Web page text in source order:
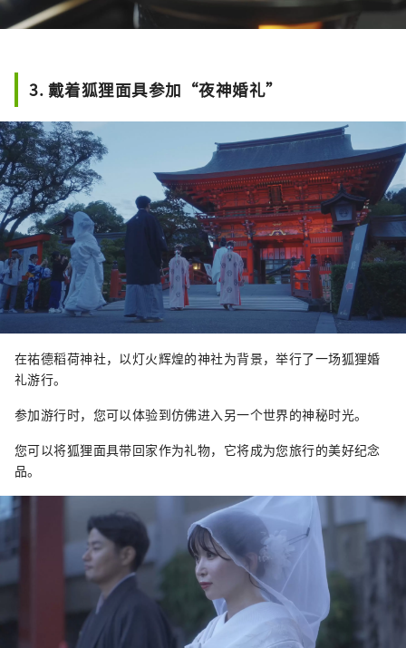
3. 戴着狐狸面具参加“夜神婚礼”
在祐德稻荷神社，以灯火辉煌的神社为背景，举行了一场狐狸婚
礼游行。
参加游行时，您可以体验到仿佛进入另一个世界的神秘时光。
您可以将狐狸面具带回家作为礼物，它将成为您旅行的美好纪念
品。